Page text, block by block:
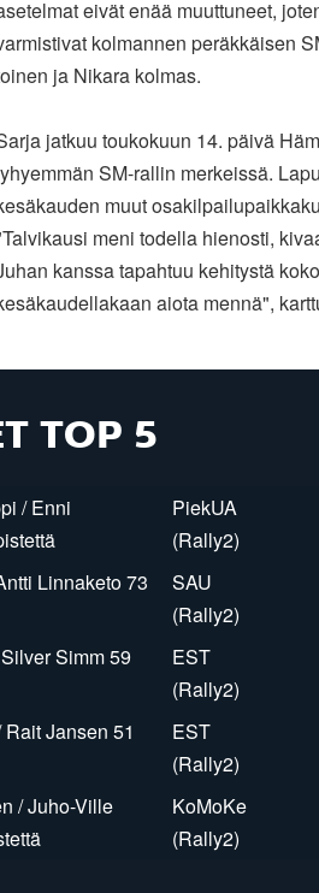
eivät enää muuttuneet,
kolmannen peräkkäisen
ja Nikara kolmas.
jatkuu toukokuun 14. päivä
SM-rallin merkeissä.
muut
meni todella hienosti,
kanssa tapahtuu kehitystä
aiota mennä",
TOP 5
/ Enni
PiekUA
(Rally2)
Linnaketo 73
SAU
(Rally2)
Simm 59
EST
(Rally2)
Jansen 51
EST
(Rally2)
/ Juho-Ville
KoMoKe
(Rally2)